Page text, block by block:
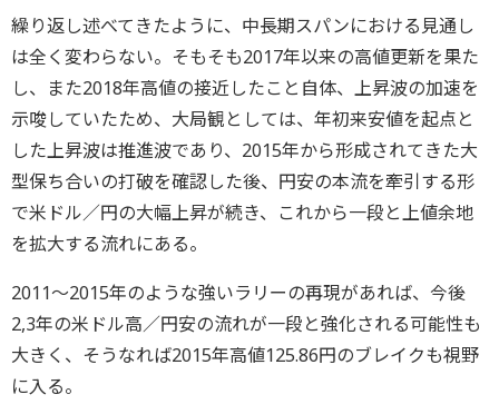
繰り返し述べてきたように、中長期スパンにおける見通し
は全く変わらない。そもそも2017年以来の高値更新を果た
し、また2018年高値の接近したこと自体、上昇波の加速を
示唆していたため、大局観としては、年初来安値を起点と
した上昇波は推進波であり、2015年から形成されてきた大
型保ち合いの打破を確認した後、円安の本流を牽引する形
で米ドル／円の大幅上昇が続き、これから一段と上値余地
を拡大する流れにある。
2011～2015年のような強いラリーの再現があれば、今後
2,3年の米ドル高／円安の流れが一段と強化される可能性も
大きく、そうなれば2015年高値125.86円のブレイクも視野
に入る。